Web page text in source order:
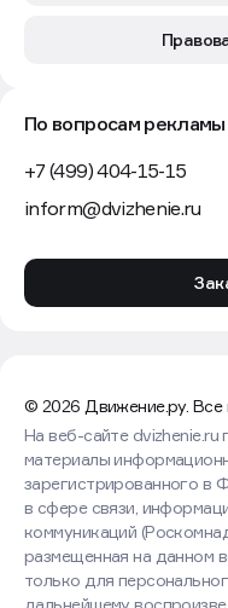
По вопросам рекламы
+7 (499) 404-15-15
inform@dvizhenie.ru
© 2026 Движение.ру. Все
На веб-сайте dvizhenie.ru
материалы
зарегистрированного в
в сфере связи,
коммуникаций
размещенная на данном
только для
дальнейшему